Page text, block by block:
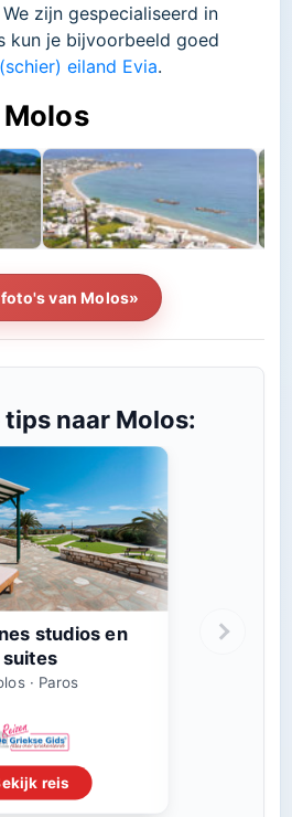
We zijn gespecialiseerd in
kun je bijvoorbeeld goed
eiland Evia.
van Molos»
naar Molos:
studios en
suites
· Paros
reis